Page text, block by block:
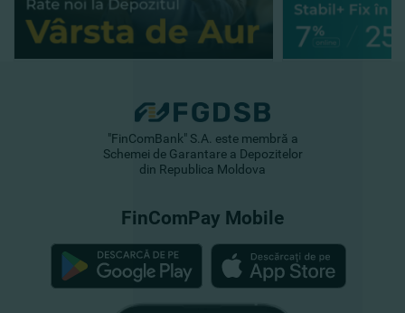
"FinComBank" S.A. este membră a
Schemei de Garantare a Depozitelor
din Republica Moldova
FinComPay Mobile